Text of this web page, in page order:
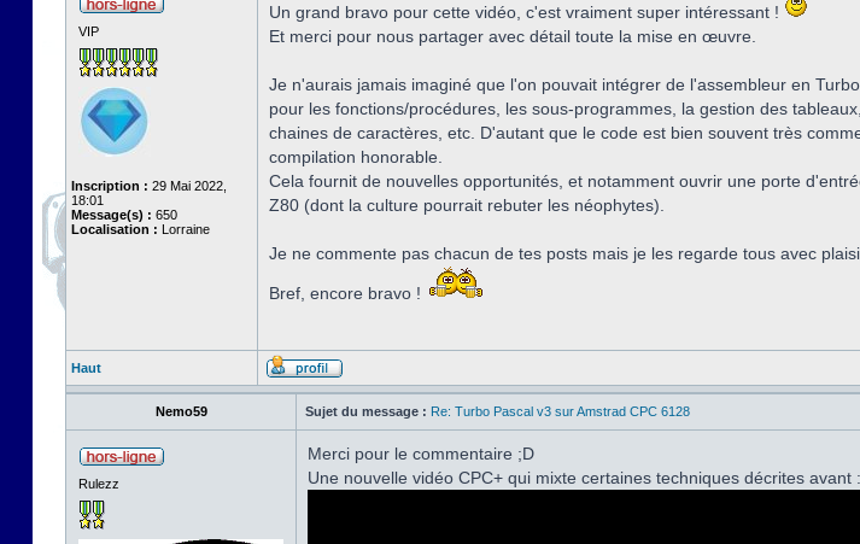
VIP
Inscription : 29 Mai 2022,
18:01
Message(s) : 650
Localisation : Lorraine
Un grand bravo pour cette vidéo, c'est vraiment super intéressant !
Et merci pour nous partager avec détail toute la mise en œuvre.
Je n'aurais jamais imaginé que l'on pouvait intégrer de l'assembleur en
pour les fonctions/procédures, les sous-programmes, la gestion des
chaines de caractères, etc. D'autant que le code est bien souvent très
compilation honorable.
Cela fournit de nouvelles opportunités, et notamment ouvrir une porte
Z80 (dont la culture pourrait rebuter les néophytes).
Je ne commente pas chacun de tes posts mais je les regarde tous avec
Bref, encore bravo !
Haut
Nemo59 Sujet du message : Re: Turbo Pascal v3 sur Amstrad CPC 6128
Rulezz
Merci pour le commentaire ;D
Une nouvelle vidéo CPC+ qui mixte certaines techniques décrites avant :